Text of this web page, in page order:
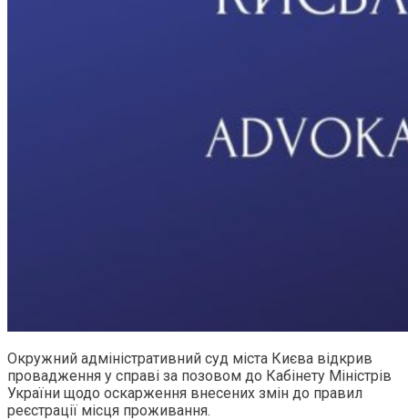
Окружний адміністративний суд міста Києва відкрив
провадження у справі за позовом до Кабінету Міністрів
України щодо оскарження внесених змін до правил
реєстрації місця проживання.